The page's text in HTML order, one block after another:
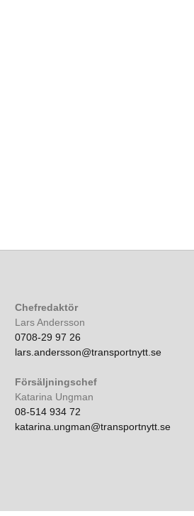
Chefredaktör
Lars Andersson
0708-29 97 26
lars.andersson@transportnytt.se
Försäljningschef
Katarina Ungman
08-514 934 72
katarina.ungman@transportnytt.se